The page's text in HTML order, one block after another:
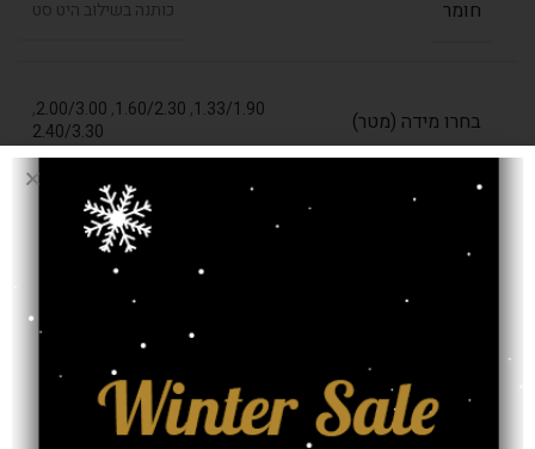
חומר כותנה בשילוב היט סט
בחרו מידה (מטר) 1.33/1.90
,
1.60/2.30
,
2.00/3.00
,
2.40/3.30